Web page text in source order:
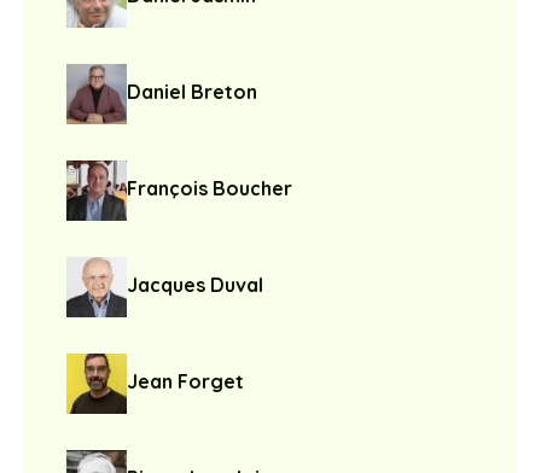
Daniel Breton
François Boucher
Jacques Duval
Jean Forget